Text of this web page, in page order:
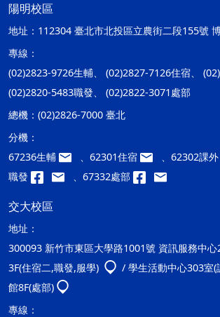
陽明校區
地址： 112304 臺北市北投區立農街二段155號
專線：
(02)2823-9726生輔、 (02)2827-7126住宿、
(02)2820-5483職發、 (02)2822-3071處部
總機： (02)2826-7000 臺北
分機：
67236生輔
、62301住宿 、62302課外
職發
、67332處部
交大校區
地址：
300093 新竹市東區大學路1001號 資訊服務中心
3F(住宿二,職發,服學)
/ 學生活動中心303室(
館8F(處部)
專線：